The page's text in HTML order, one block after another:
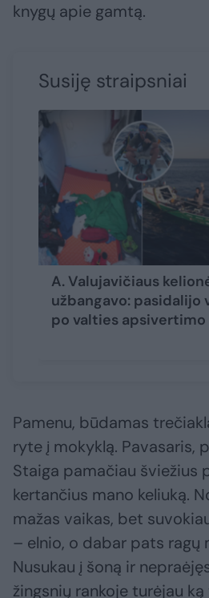
knygų apie gamtą.
Susiję straipsniai
A. Valujavičiaus
užbangavo: pasidalijo
po valties apsivertimo
Pamenu, būdamas
ryte į mokyklą. Pavasaris,
Staiga pamačiau šviežius
kertančius mano keliuką.
mažas vaikas, bet
– elnio, o dabar pats ragų
Nusukau į šoną ir
žingsnių rankoje turėjau